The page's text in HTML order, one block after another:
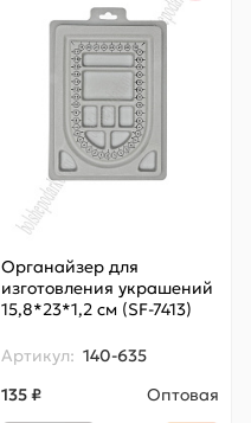
Органайзер для
изготовления украшений
15,8*23*1,2 см (SF-7413)
Артикул: 140-635
135 ₽
Оптовая